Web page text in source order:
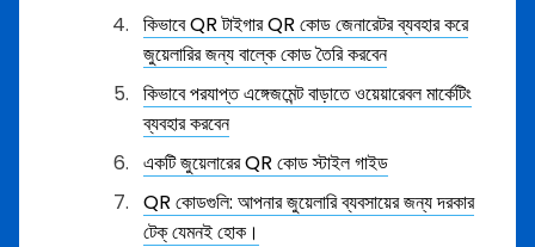
কিভাবে QR টাইগার QR কোড জেনারেটর ব্যবহার করে
জুয়েলারির জন্য বাল্কে কোড তৈরি করবেন
কিভাবে পরযাপ্ত এঙ্গেজমেন্ট বাড়াতে ওয়েয়ারেবল মার্কেটিং
ব্যবহার করবেন
একটি জুয়েলারের QR কোড স্টাইল গাইড
QR কোডগুলি: আপনার জুয়েলারি ব্যবসায়ের জন্য দরকার
টেক্ যেমনই হোক।